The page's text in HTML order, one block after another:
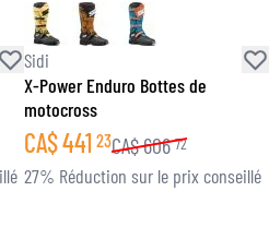
Sidi
X-Power Enduro Bottes de
motocross
CA$441 23CA$606 72
27% Réduction sur le prix conseillé